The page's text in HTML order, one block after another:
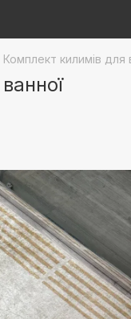
Комплект килимів